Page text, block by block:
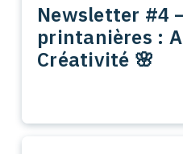
Newsletter #4
printanières :
Créativité 🌸